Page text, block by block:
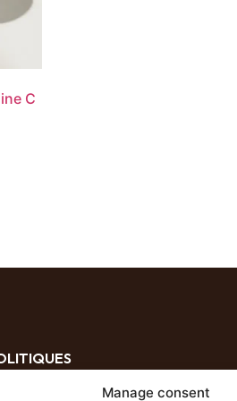
Manage consent
C
Conditions d'utilisation